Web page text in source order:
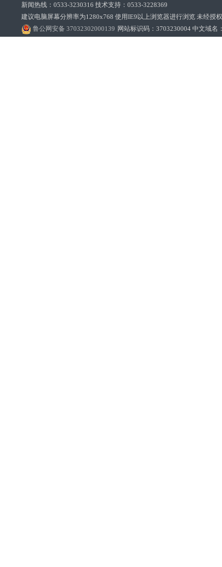
新闻热线：0533-3230316 技术支持：0533-3228369‌‌
建议电脑屏幕分辨率为1280x768 使用IE9以上浏览器进行浏览 未经授
鲁公网安备 37032302000139 网站标识码：3703230004 中文域名